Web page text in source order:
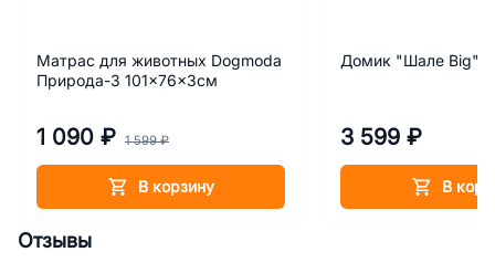
Матрас для животных Dogmoda
Природа-3 101x76x3см
1 090 ₽ 1 599 ₽
В корзину
Домик "Шале Big"
3 599 ₽
В
Отзывы